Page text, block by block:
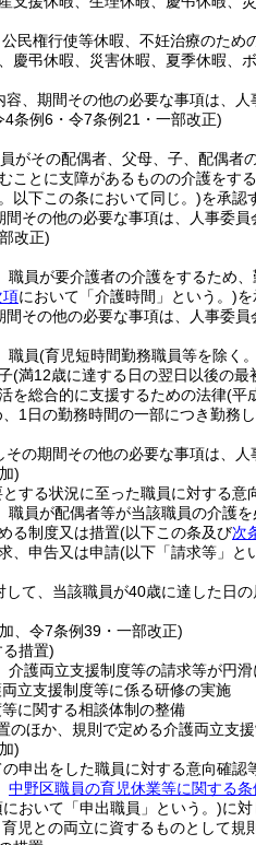
民権行使等休暇、不妊治療のため
慶弔休暇、災害休暇、夏季休暇、
、期間その他の必要な事項は、人
条例6・令7条例21・一部改正)
がその配偶者、父母、子、配偶者
ことに支障があるものの介護をす
以下この条において同じ。)を承認
その他の必要な事項は、人事委員
改正)
職員が要介護者の介護をするため
項において「介護時間」という。)を
その他の必要な事項は、人事委員
職員(育児短時間勤務職員等を除く
(満12歳に達する日の翌日以後の
を総合的に支援するための法律(平
1日の勤務時間の一部につき勤務
の期間その他の必要な事項は、人
)
する状況に至った職員に対する意
職員が配偶者等が当該職員の介護
る制度又は措置(以下この条及び次
、申告又は申請(以下「請求等」と
して、当該職員が40歳に達した日
、令7条例39・一部改正)
措置)
介護両立支援制度等の請求等が円
立支援制度等に係る研修の実施
に関する相談体制の整備
のほか、規則で定める介護両立支
)
申出をした職員に対する意向確認
中野区職員の育児休業等に関する条
おいて「申出職員」という。)に
児との両立に資するものとして規